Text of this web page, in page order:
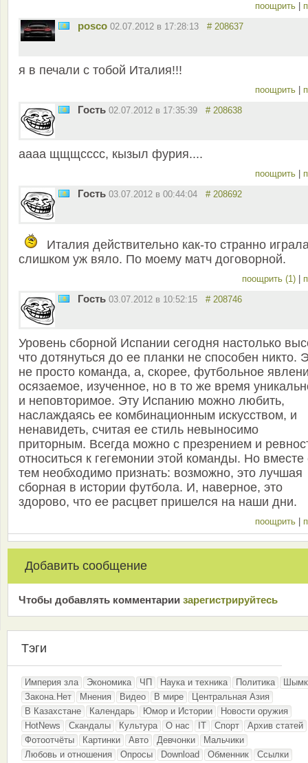
поощрить
posco 02.07.2012 в 17:28:13 # 208637
я в печали с тобой Италия!!!
поощрить
Гость 02.07.2012 в 17:35:39 # 208638
аааа щщщсссс, кызыл фурия....
поощрить
Гость 03.07.2012 в 00:44:04 # 208692
Италия действительно как-то странно
слишком уж вяло. По моему матч договорной.
поощрить (1)
Гость 03.07.2012 в 10:52:15 # 208746
Уровень сборной Испании сегодня настолько
что дотянуться до ее планки не способен никто.
не просто команда, а, скорее, футбольное
осязаемое, изученное­, но в то же время
и неповторимое. Эту Испанию можно любить,
наслаждаясь ее комбинационным искусством, и
ненавидеть, считая ее стиль невыносимо
приторным. Всегда можно с презрением и
относиться к гегемонии этой команды. Но вместе
тем необходимо признать: возможно, это лучшая
сборная в истории футбола. И, наверное, это
здорово, что ее расцвет пришелся на наши дни.
поощрить
Добавить сообщение
Чтобы добавлять комментарии зарeгиcтрирyйтeсь
Тэги
Империя зла Экономика ЧП Наука и техника Политика
Закона.Нет
Мнения Видео В мире
Центральная Азия
В Казахстане
Календарь Юмор и Истории
Новости оружия
HotNews
Скандалы Культура О нас IT Спорт
Архив статей
Фотоотчёты
Картинки Авто Девчонки
Мальчики
Любовь и отношения
Опросы Download Обменник
Ссылки